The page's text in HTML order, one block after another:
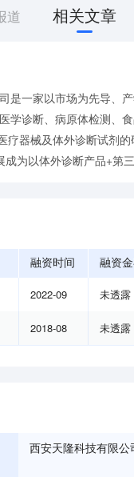
道 相关文章
是一家以市场为先导、
学诊断、病原体检测、
疗器械及体外诊断试剂
为以体外诊断产品+第
融资时间 融资
2022-09 未透露
2018-08 未透露
西安天隆科技有限公